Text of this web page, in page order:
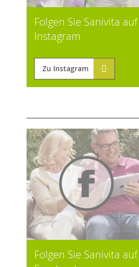
Folgen Sie Sanivita auf
Instagram
Zu Instagram
Folgen Sie Sanivita auf